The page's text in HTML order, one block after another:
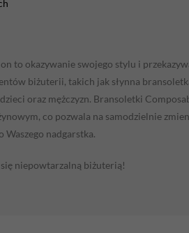
to okazywanie swojego stylu i
biżuterii, takich jak słynna
oraz mężczyzn. Bransoletki
co pozwala na samodzielnie
nadgarstka.
niepowtarzalną biżuterią!